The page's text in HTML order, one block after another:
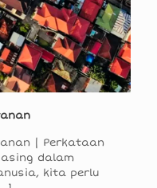
| Perkataan
dalam
kita perlu